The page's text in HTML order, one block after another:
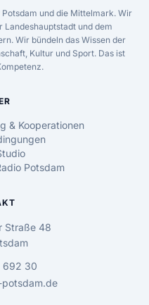
und die Mittelmark. Wir
Landeshauptstadt und dem
Wir bündeln das Wissen der
Kultur und Sport. Das ist
& Kooperationen
Potsdam
Straße 48
692 30